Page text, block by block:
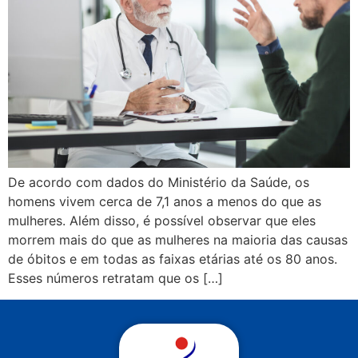
De acordo com dados do Ministério da Saúde, os
homens vivem cerca de 7,1 anos a menos do que as
mulheres. Além disso, é possível observar que eles
morrem mais do que as mulheres na maioria das causas
de óbitos e em todas as faixas etárias até os 80 anos.
Esses números retratam que os […]